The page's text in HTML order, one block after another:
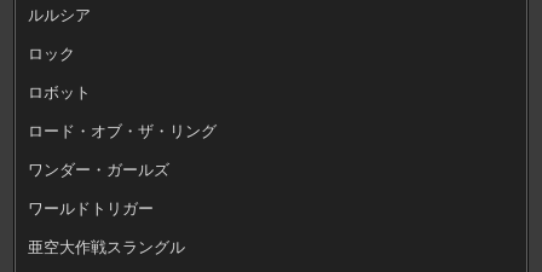
ルルシア
ロック
ロボット
ロード・オブ・ザ・リング
ワンダー・ガールズ
ワールドトリガー
亜空大作戦スラングル